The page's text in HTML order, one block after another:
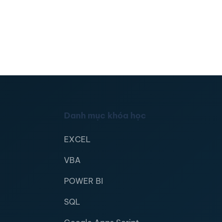
Danh mục khóa học
EXCEL
VBA
POWER BI
SQL